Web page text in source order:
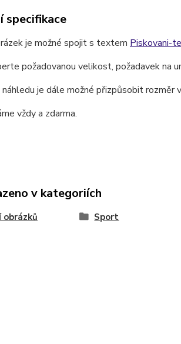
specifikace
je možné spojit s textem Piskovani-
požadovanou velikost, požadavek na
je dále možné přizpůsobit rozměr
vždy a zdarma.
v kategoriích
obrázků Sport